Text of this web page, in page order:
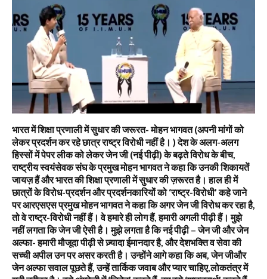
भारत में शिक्षा प्रणाली में सुधार की जरूरत- मोहन भागवत (अपनी मांगों को
लेकर प्रदर्शन कर रहे छात्र राष्ट्र विरोधी नहीं है। ) देश के अलग-अलग
हिस्सों में पेपर लीक को लेकर जेन जी (नई पीढ़ी) के बढ़ते विरोध के बीच,
राष्ट्रीय स्वयंसेवक संघ के प्रमुख मोहन भागवत ने कहा कि उनकी शिकायतें
जायज़ हैं और भारत की शिक्षा प्रणाली में सुधार की ज़रूरत है। हाल ही में
छात्रों के विरोध-प्रदर्शन और प्रदर्शनकारियों को ‘राष्ट्र-विरोधी’ कहे जाने
पर आरएसएस प्रमुख मोहन भागवत ने कहा कि अगर जेन जी विरोध कर रहा है,
तो वे राष्ट्र-विरोधी नहीं हैं। वे हमारे ही लोग हैं, हमारी अगली पीढ़ी हैं। मुझे
नहीं लगता कि जेन जी ऐसी है। मुझे लगता है कि नई पीढ़ी – जेन जी और जेन
अल्फा- हमारी मौजूदा पीढ़ी से ज़्यादा ईमानदार है, और देशभक्ति व सेवा की
सच्ची अपील उन पर असर करती है। उन्होंने आगे कहा कि अब, जेन जीऔर
जेन अल्फा सवाल पूछते हैं, उन्हें तार्किक जवाब और प्यार चाहिए,लोकतंत्र में